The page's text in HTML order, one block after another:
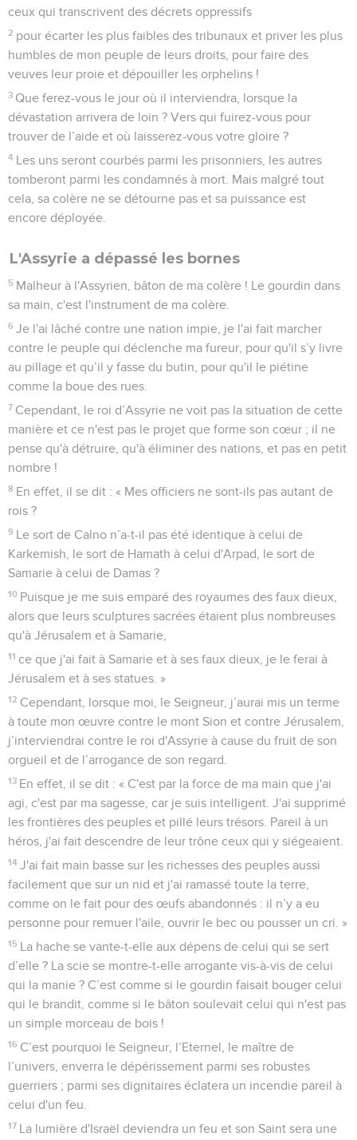
ceux qui transcrivent des décrets oppressifs
2 pour écarter les plus faibles des tribunaux et priver les plus
humbles de mon peuple de leurs droits, pour faire des
veuves leur proie et dépouiller les orphelins !
3 Que ferez-vous le jour où il interviendra, lorsque la
dévastation arrivera de loin ? Vers qui fuirez-vous pour
trouver de l’aide et où laisserez-vous votre gloire ?
4 Les uns seront courbés parmi les prisonniers, les autres
tomberont parmi les condamnés à mort. Mais malgré tout
cela, sa colère ne se détourne pas et sa puissance est
encore déployée.
L'Assyrie a dépassé les bornes
5 Malheur à l'Assyrien, bâton de ma colère ! Le gourdin dans
sa main, c'est l'instrument de ma colère.
6 Je l'ai lâché contre une nation impie, je l'ai fait marcher
contre le peuple qui déclenche ma fureur, pour qu'il s’y livre
au pillage et qu’il y fasse du butin, pour qu'il le piétine
comme la boue des rues.
7 Cependant, le roi d’Assyrie ne voit pas la situation de cette
manière et ce n'est pas le projet que forme son cœur ; il ne
pense qu'à détruire, qu'à éliminer des nations, et pas en petit
nombre !
8 En effet, il se dit : « Mes officiers ne sont-ils pas autant de
rois ?
9 Le sort de Calno n’a-t-il pas été identique à celui de
Karkemish, le sort de Hamath à celui d'Arpad, le sort de
Samarie à celui de Damas ?
10 Puisque je me suis emparé des royaumes des faux dieux,
alors que leurs sculptures sacrées étaient plus nombreuses
qu'à Jérusalem et à Samarie,
11 ce que j'ai fait à Samarie et à ses faux dieux, je le ferai à
Jérusalem et à ses statues. »
12 Cependant, lorsque moi, le Seigneur, j’aurai mis un terme
à toute mon œuvre contre le mont Sion et contre Jérusalem,
j’interviendrai contre le roi d'Assyrie à cause du fruit de son
orgueil et de l’arrogance de son regard.
13 En effet, il se dit : « C'est par la force de ma main que j'ai
agi, c'est par ma sagesse, car je suis intelligent. J'ai supprimé
les frontières des peuples et pillé leurs trésors. Pareil à un
héros, j'ai fait descendre de leur trône ceux qui y siégeaient.
14 J'ai fait main basse sur les richesses des peuples aussi
facilement que sur un nid et j'ai ramassé toute la terre,
comme on le fait pour des œufs abandonnés : il n’y a eu
personne pour remuer l'aile, ouvrir le bec ou pousser un cri. »
15 La hache se vante-t-elle aux dépens de celui qui se sert
d’elle ? La scie se montre-t-elle arrogante vis-à-vis de celui
qui la manie ? C’est comme si le gourdin faisait bouger celui
qui le brandit, comme si le bâton soulevait celui qui n'est pas
un simple morceau de bois !
16 C’est pourquoi le Seigneur, l’Eternel, le maître de
l’univers, enverra le dépérissement parmi ses robustes
guerriers ; parmi ses dignitaires éclatera un incendie pareil à
celui d'un feu.
17 La lumière d'Israël deviendra un feu et son Saint sera une